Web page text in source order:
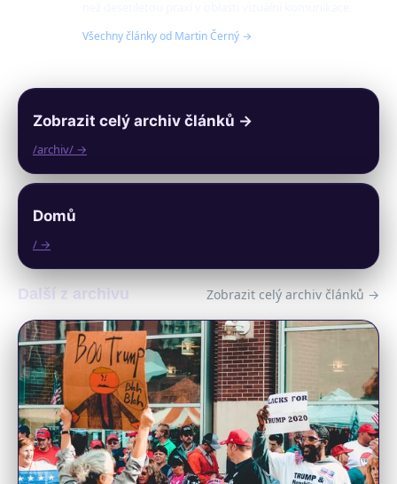
Všechny články od Martin Černý →
Zobrazit celý archiv článků →
/archiv/ →
Domů
/ →
Další z archivu Zobrazit celý archiv článků →